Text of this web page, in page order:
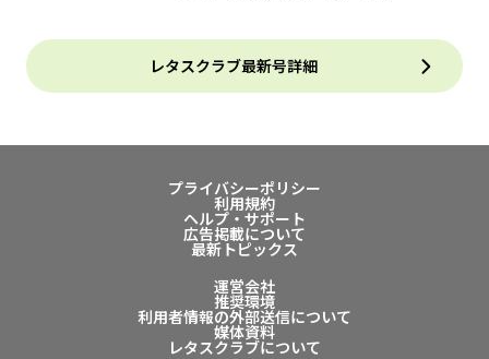
レタスクラブ最新号詳細
プライバシーポリシー
利用規約
ヘルプ・サポート
広告掲載について
最新トピックス
運営会社
推奨環境
利用者情報の外部送信について
媒体資料
レタスクラブについて